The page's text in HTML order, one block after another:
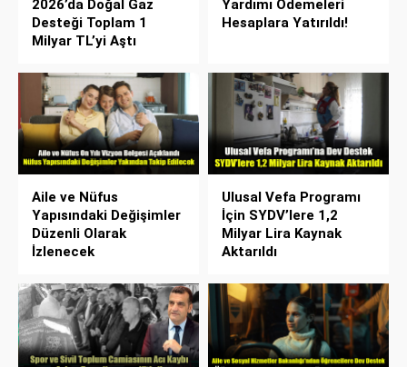
2026’da Doğal Gaz
Desteği Toplam 1
Milyar TL’yi Aştı
Yardımı Ödemeleri
Hesaplara Yatırıldı!
Aile ve Nüfus
Yapısındaki Değişimler
Düzenli Olarak
İzlenecek
Ulusal Vefa Programı
İçin SYDV’lere 1,2
Milyar Lira Kaynak
Aktarıldı